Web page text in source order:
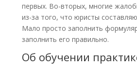
первых. Во-вторых, многие
из-за того, что юристы
Мало просто заполнить
заполнить его правильно.
Об обучении